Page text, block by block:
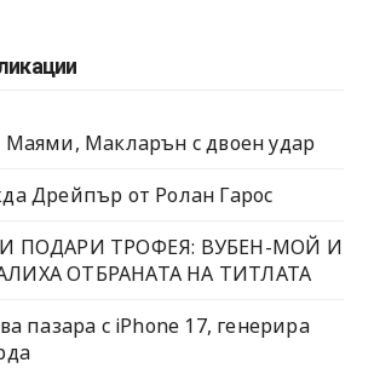
Макларън с двоен удар
Дрейпър от Ролан Гарос
ПОДАРИ ТРОФЕЯ: ВУБЕН-МОЙ И
ОТБРАНАТА НА ТИТЛАТА
пазара с iPhone 17, генерира